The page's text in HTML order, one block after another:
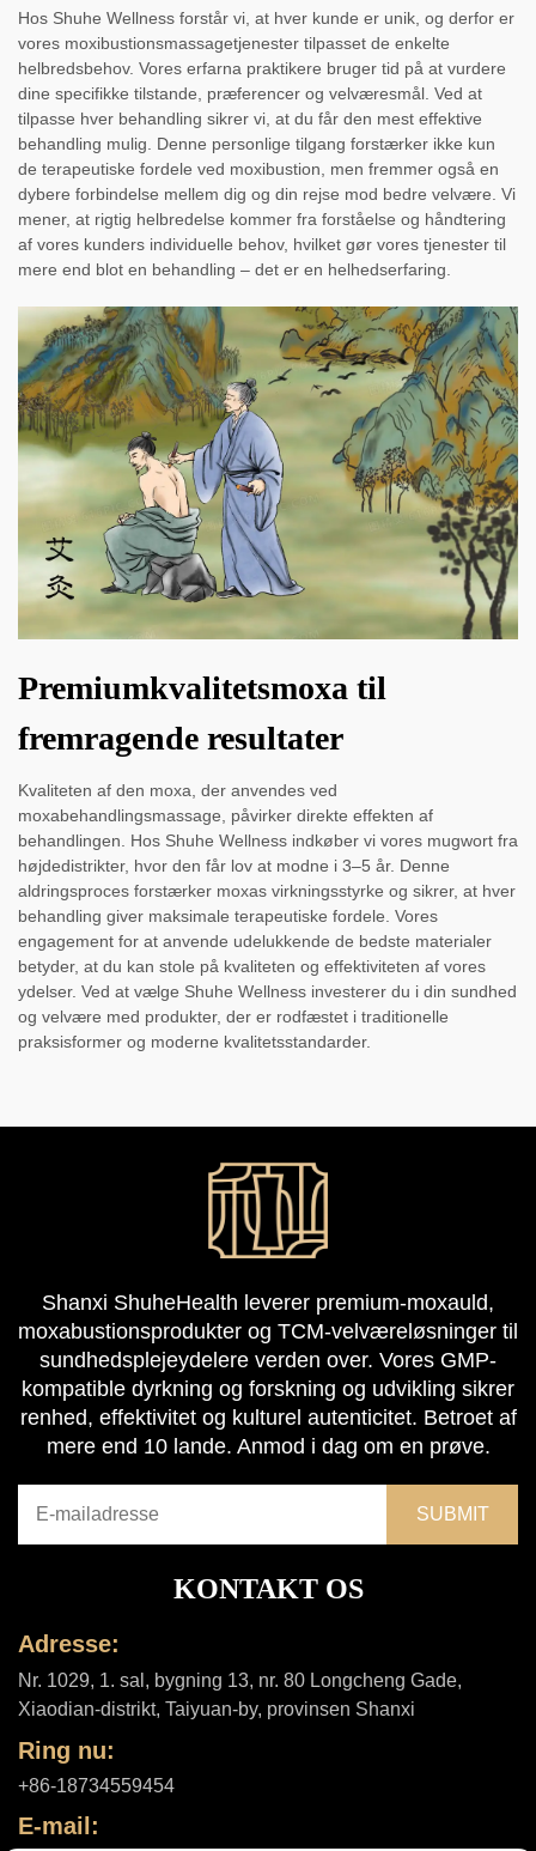
Hos Shuhe Wellness forstår vi, at hver kunde er unik, og derfor er
vores moxibustionsmassagetjenester tilpasset de enkelte
helbredsbehov. Vores erfarna praktikere bruger tid på at vurdere
dine specifikke tilstande, præferencer og velværesmål. Ved at
tilpasse hver behandling sikrer vi, at du får den mest effektive
behandling mulig. Denne personlige tilgang forstærker ikke kun
de terapeutiske fordele ved moxibustion, men fremmer også en
dybere forbindelse mellem dig og din rejse mod bedre velvære. Vi
mener, at rigtig helbredelse kommer fra forståelse og håndtering
af vores kunders individuelle behov, hvilket gør vores tjenester til
mere end blot en behandling – det er en helhedserfaring.
Premiumkvalitetsmoxa til
fremragende resultater
Kvaliteten af den moxa, der anvendes ved
moxabehandlingsmassage, påvirker direkte effekten af
behandlingen. Hos Shuhe Wellness indkøber vi vores mugwort fra
højdedistrikter, hvor den får lov at modne i 3–5 år. Denne
aldringsproces forstærker moxas virkningsstyrke og sikrer, at hver
behandling giver maksimale terapeutiske fordele. Vores
engagement for at anvende udelukkende de bedste materialer
betyder, at du kan stole på kvaliteten og effektiviteten af vores
ydelser. Ved at vælge Shuhe Wellness investerer du i din sundhed
og velvære med produkter, der er rodfæstet i traditionelle
praksisformer og moderne kvalitetsstandarder.
Shanxi ShuheHealth leverer premium-moxauld,
moxabustionsprodukter og TCM-velværeløsninger til
sundhedsplejeydelere verden over. Vores GMP-
kompatible dyrkning og forskning og udvikling sikrer
renhed, effektivitet og kulturel autenticitet. Betroet af
mere end 10 lande. Anmod i dag om en prøve.
KONTAKT OS
Adresse:
Nr. 1029, 1. sal, bygning 13, nr. 80 Longcheng Gade,
Xiaodian-distrikt, Taiyuan-by, provinsen Shanxi
Ring nu:
+86-18734559454
E-mail: